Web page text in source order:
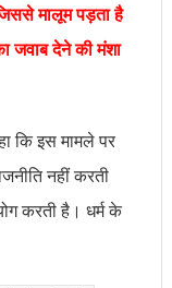
मालूम पड़ता है
जवाब देने की मंशा
कि इस मामले पर
नहीं करती
करती है। धर्म के